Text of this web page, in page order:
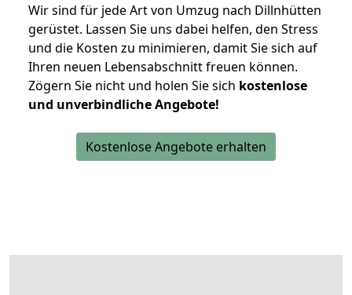
Wir sind für jede Art von Umzug nach Dillnhütten
gerüstet. Lassen Sie uns dabei helfen, den Stress
und die Kosten zu minimieren, damit Sie sich auf
Ihren neuen Lebensabschnitt freuen können.
Zögern Sie nicht und holen Sie sich kostenlose
und unverbindliche Angebote!
Kostenlose Angebote erhalten